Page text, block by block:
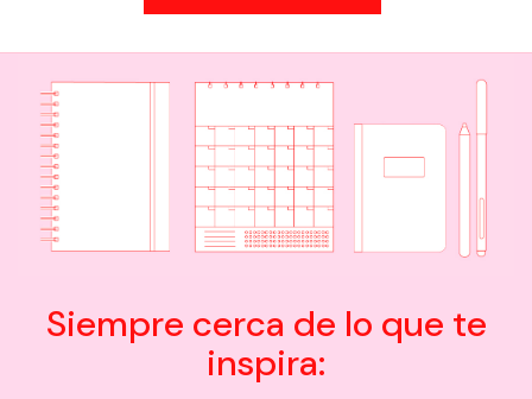
Siempre cerca de lo que te
inspira: